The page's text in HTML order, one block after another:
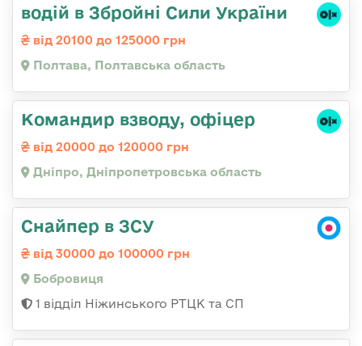
водій в Збройні Сили України
від 20100 до 125000 грн
Полтава, Полтавська область
Командир взводу, офіцер
від 20000 до 120000 грн
Дніпро, Дніпропетровська область
Снайпер в ЗСУ
від 30000 до 100000 грн
Бобровиця
1 відділ Ніжинського РТЦК та СП